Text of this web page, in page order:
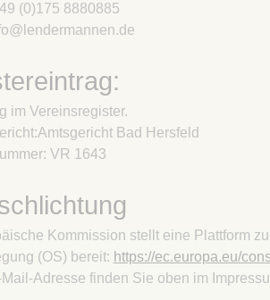
(0)175 8880885
im Vereinsregister.
Bad Hersfeld
VR 1643
Kommission stellt eine Plattform
(OS) bereit: https://ec.europa.eu/
Adresse finden Sie oben im